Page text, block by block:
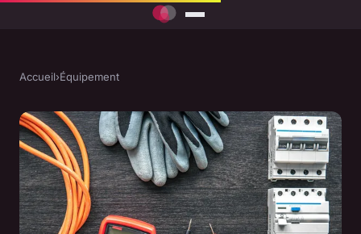
Accueil›Équipement